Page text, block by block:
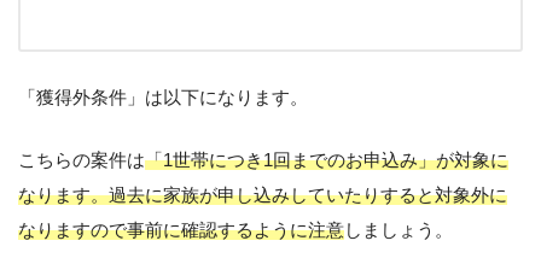
「獲得外条件」は以下になります。
こちらの案件は「1世帯につき1回までのお申込み」が対象に
なります。過去に家族が申し込みしていたりすると対象外に
なりますので事前に確認するように注意しましょう。